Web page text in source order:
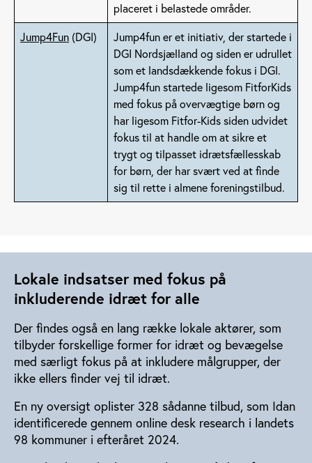
placeret i belastede områder.
Jump4Fun (DGI)
Jump4fun er et initiativ, der startede i
DGI Nordsjælland og siden er udrullet
som et landsdækkende fokus i DGI.
Jump4fun startede ligesom FitforKids
med fokus på overvægtige børn og
har ligesom Fitfor-Kids siden udvidet
fokus til at handle om at sikre et
trygt og tilpasset idrætsfællesskab
for børn, der har svært ved at finde
sig til rette i almene foreningstilbud.
Lokale indsatser med fokus på
inkluderende idræt for alle
Der findes også en lang række lokale aktører, som
tilbyder forskellige former for idræt og bevægelse
med særligt fokus på at inkludere målgrupper, der
ikke ellers finder vej til idræt.
En ny oversigt oplister 328 sådanne tilbud, som Idan
identificerede gennem online desk research i landets
98 kommuner i efteråret 2024.